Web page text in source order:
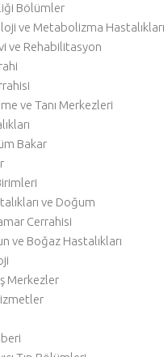
Bölümler
ve Metabolizma Hastalıkları
ve Rehabilitasyon
ve Tanı Merkezleri
Bakar
ve Doğum
Cerrahisi
ve Boğaz Hastalıkları
Merkezler